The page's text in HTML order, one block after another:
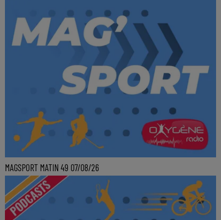
MAGSPORT MATIN 49 07/08/26